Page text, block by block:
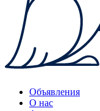
Объявления
О нас